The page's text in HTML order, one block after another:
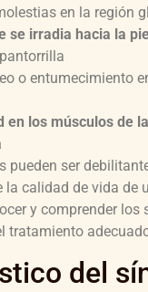
en la región
se irradia hacia la
o entumecimiento
en los músculos de
pueden ser
la calidad de vida de
y comprender los
tratamiento
del